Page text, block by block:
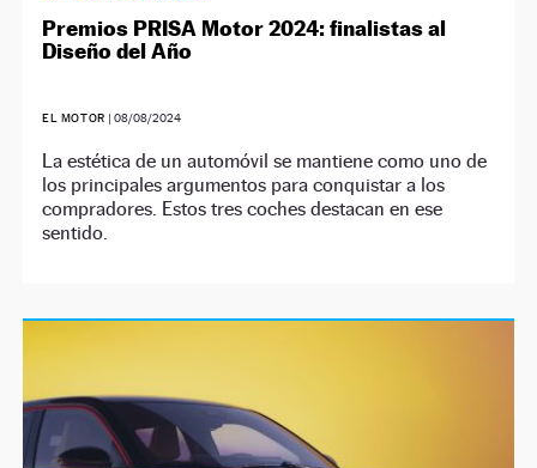
Premios PRISA Motor 2024: finalistas al
Diseño del Año
EL MOTOR | 08/08/2024
La estética de un automóvil se mantiene como uno de
los principales argumentos para conquistar a los
compradores. Estos tres coches destacan en ese
sentido.